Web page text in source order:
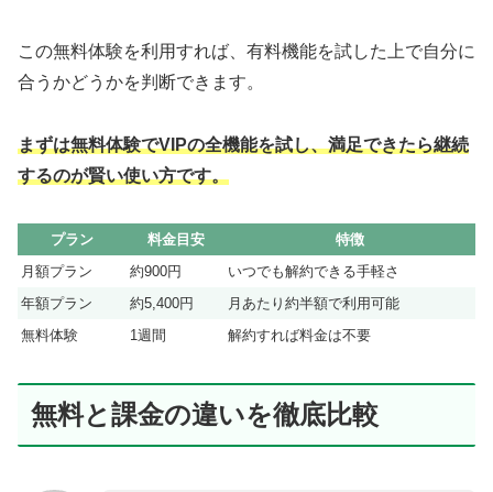
この無料体験を利用すれば、有料機能を試した上で自分に
合うかどうかを判断できます。
まずは無料体験でVIPの全機能を試し、満足できたら継続
するのが賢い使い方です。
プラン 料金目安
特徴
月額プラン
約900円
いつでも解約できる手軽さ
年額プラン
約5,400円
月あたり約半額で利用可能
無料体験
1週間 解約すれば料金は不要
無料と課金の違いを徹底比較